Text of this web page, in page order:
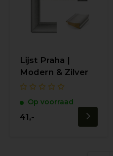
Lijst Praha |
Modern & Zilver
Op voorraad
41,-